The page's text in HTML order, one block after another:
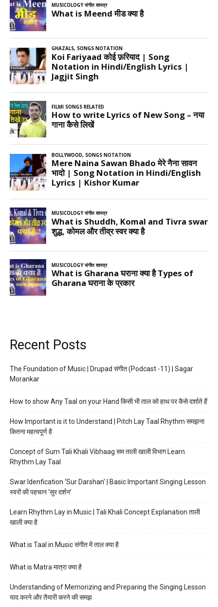
Recent Posts
The Foundation of Music | Drupad संगीत (Podcast -11) | Sagar
Morankar
How to show Any Taal on your Hand किसी भी ताल को हाथ पर कैसे दर्शाते हैं
How Important is it to Understand | Pitch Lay Taal Rhythm समझना
कितना महत्वपूर्ण है
Concept of Sum Tali Khali Vibhaag सम ताली खाली विभाग Learn
Rhythm Lay Taal
Swar Idenfication ‘Sur Darshan’ | Basic Important Singing Lesson
स्वरों की पहचान ‘सुर दर्शन’
Learn Rhythm Lay in Music | Tali Khali Concept Explanation ताली
खाली क्या है
What is Taal in Music संगीत में ताल क्या है
What is Matra मात्रा क्या है
Understanding of Memorizing and Preparing the Singing Lesson
याद करने और तैयारी करने की समझ